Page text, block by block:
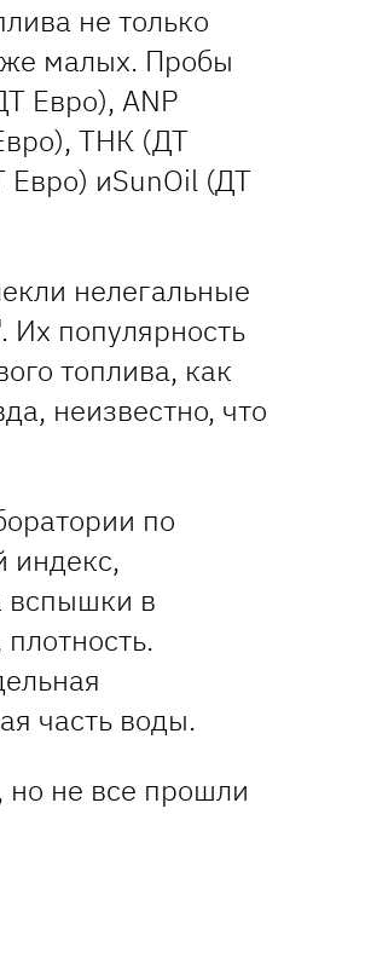
не только
малых. Пробы
Евро), ANP
ТНК (ДТ
Евро) иSunOil (ДТ
нелегальные
Их популярность
топлива, как
неизвестно, что
по
индекс,
вспышки в
часть воды.
не все прошли